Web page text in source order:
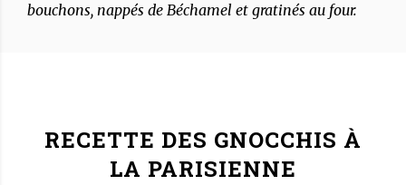
bouchons, nappés de Béchamel et gratinés au four.
RECETTE DES GNOCCHIS À
LA PARISIENNE